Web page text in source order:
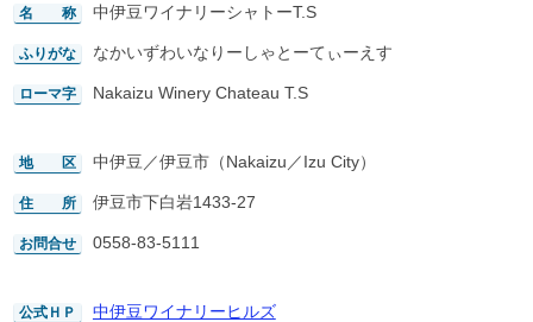
名 称 中伊豆ワイナリーシャトーT.S
ふりがな なかいずわいなりーしゃとーてぃーえす
ローマ字 Nakaizu Winery Chateau T.S
地 区 中伊豆／伊豆市（Nakaizu／Izu City）
住 所 伊豆市下白岩1433-27
お問合せ 0558-83-5111
公式ＨＰ 中伊豆ワイナリーヒルズ